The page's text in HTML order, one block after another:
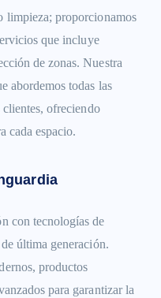
limpieza; proporcionamos
que incluye
de zonas. Nuestra
abordemos todas las
clientes, ofreciendo
cada espacio.
con tecnologías de
última generación.
productos
para garantizar la